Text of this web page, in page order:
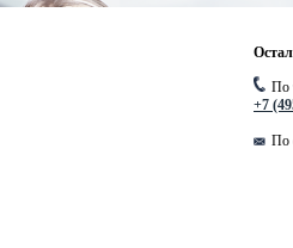
По
+7
По